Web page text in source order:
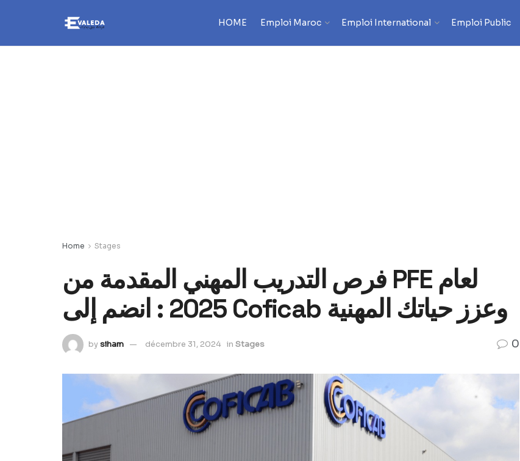
HOME Emploi Maroc Emploi International Emploi Public
Home Stages
فرص التدريب المهني المقدمة من PFE لعام
2025 : انضم إلى Coficab وعزز حياتك المهنية
bysiham décembre 31, 2024 in Stages 0